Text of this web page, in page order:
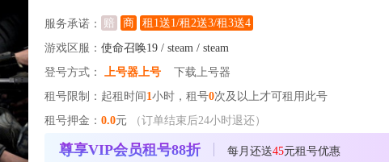
服务承诺： 赔 商 租1送1/租2送3/租3送4
游戏区服： 使命召唤19 / steam / steam
登号方式：
上号器上号
下载上号器
租号限制：起租时间 1小时，租号0次及以上才可租用此号
租号押金： 0.0元 （订单结束后24小时退还）
尊享VIP会员租号88折 每月还送45元租号优惠